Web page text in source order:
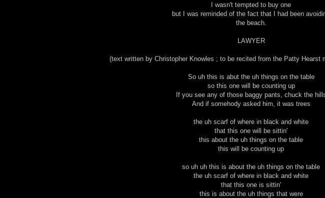
I wasn't tempted to buy one
but I was reminded of the fact that I had been
the beach.
LAWYER
(text written by Christopher Knowles ; to be recited from the Patty Hearst
So uh this is abut the uh things on the table
so this one will be counting up
If you see any of those baggy pants, chuck the
And if somehody asked him, it was trees
the uh scarf of where in black and white
that this one will be sittin'
this about the uh things on the table
this will be counting up
so uh uh this is about the uh things on the table
the uh scarf of where in black and white
that this one is sittin'
this is about the uh things that were